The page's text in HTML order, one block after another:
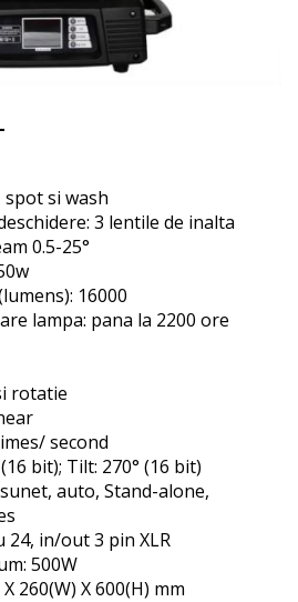
spot si wash
3 lentile de inalta
0.5-25°
16000
lampa: pana la 2200 ore
rotatie
second
bit); Tilt: 270° (16 bit)
auto, Stand-alone,
24, in/out 3 pin XLR
500W
260(W) X 600(H) mm